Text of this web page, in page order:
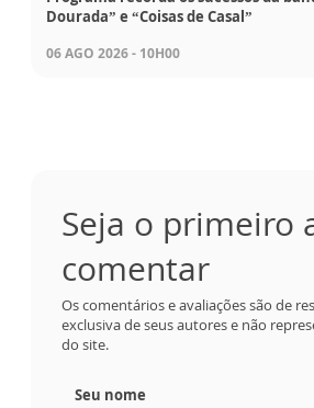
Dourada” e “Coisas de Casal”
06 AGO 2026 - 10H00
Seja o primeiro
comentar
Os comentários e avaliações são de
exclusiva de seus autores e não
do site.
Seu nome